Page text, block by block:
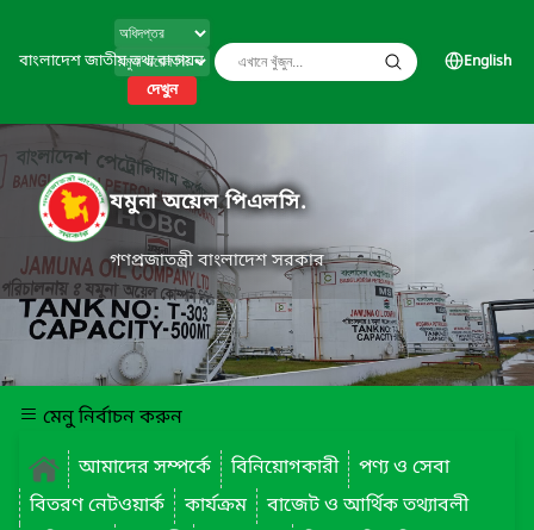
বাংলাদেশ জাতীয় তথ্য বাতায়ন
দেখুন
English
যমুনা অয়েল পিএলসি.
গণপ্রজাতন্ত্রী বাংলাদেশ সরকার
মেনু নির্বাচন করুন
আমাদের সম্পর্কে
বিনিয়োগকারী
পণ্য ও সেবা
বিতরণ নেটওয়ার্ক
কার্যক্রম
বাজেট ও আর্থিক তথ্যাবলী